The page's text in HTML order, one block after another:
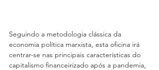
Seguindo a metodologia clássica da
economia política marxista, esta oficina irá
centrar-se nas principais características do
capitalismo financeirizado após a pandemia,